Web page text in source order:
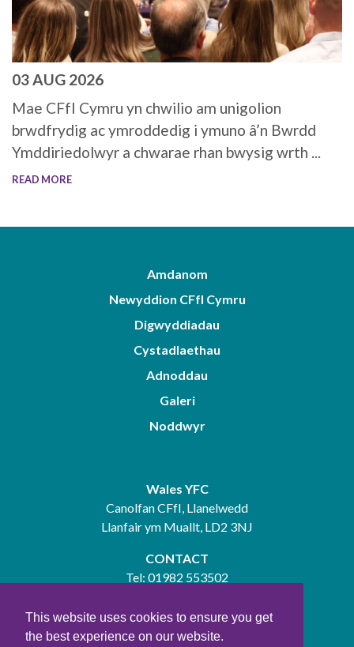
This website uses cookies to ensure you get
the best experience on our website.
03 AUG 2026
Mae CFfI Cymru yn chwilio am unigolion
brwdfrydig ac ymroddedig i ymuno â’n Bwrdd
Ymddiriedolwyr a chwarae rhan bwysig wrth ...
READ MORE
Amdanom
Newyddion CFfI Cymru
Digwyddiadau
Cystadlaethau
Adnoddau
Galeri
Noddwyr
Wales YFC
Canolfan CFfI, Llanelwedd
Llanfair ym Muallt, LD2 3NJ
CONTACT
Tel: 01982 553502